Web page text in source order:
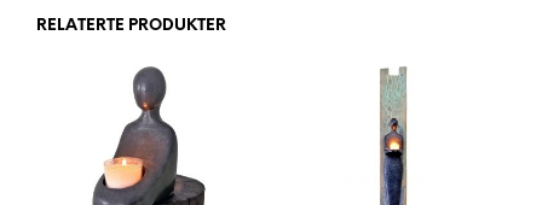
RELATERTE PRODUKTER